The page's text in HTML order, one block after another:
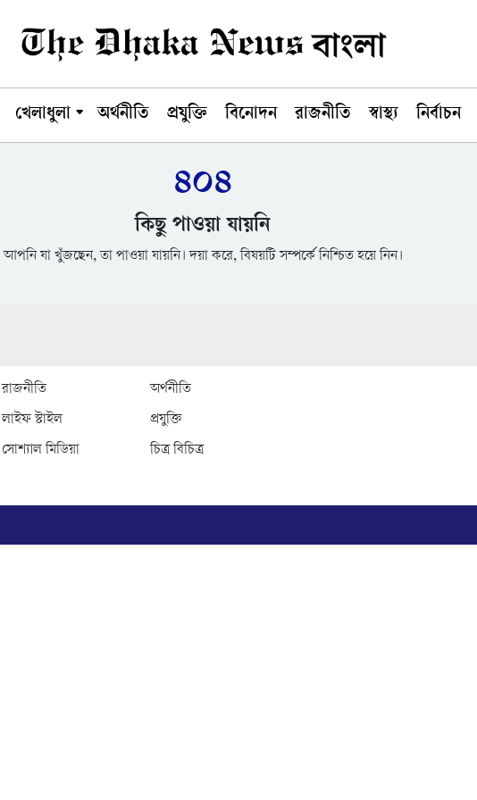
খেলাধুলা অর্থনীতি প্রযুক্তি বিনোদন রাজনীতি স্বাস্থ্য নির্বাচন
৪০৪
কিছু পাওয়া যায়নি
আপনি যা খুঁজছেন, তা পাওয়া যায়নি। দয়া করে, বিষয়টি সম্পর্কে নিশ্চিত হয়ে নিন।
রাজনীতি
অর্থনীতি
লাইফ স্টাইল
প্রযুক্তি
সোশ্যাল মিডিয়া
চিত্র বিচিত্র